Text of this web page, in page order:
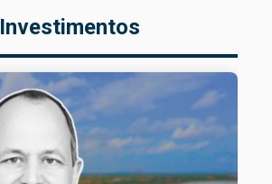
Investimentos